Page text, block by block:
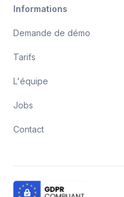
Informations
Demande de démo
Tarifs
L'équipe
Jobs
Contact